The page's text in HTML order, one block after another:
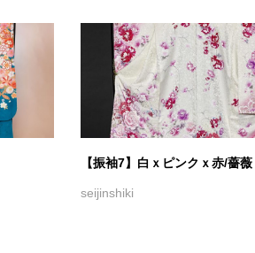
【振袖7】白ｘピンクｘ赤/薔
seijinshiki